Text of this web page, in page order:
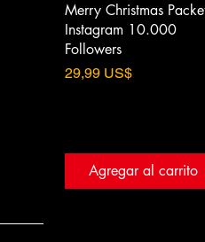
Merry Christmas
Instagram 10.000
Followers
Precio
29,99 US$
Agregar al carrito